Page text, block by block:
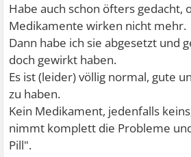
Habe auch schon öfters gedacht,
Medikamente wirken nicht mehr.
Dann habe ich sie abgesetzt und
doch gewirkt haben.
Es ist (leider) völlig normal, gute
zu haben.
Kein Medikament, jedenfalls
nimmt komplett die Probleme
Pill".